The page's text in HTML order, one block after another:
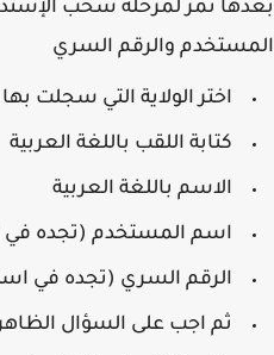
نمر لمرحلة سحب
والرقم السري
اختر الولاية التي سجلت بها
كتابة اللقب باللغة العربية
الاسم باللغة العربية
اسم المستخدم (تجده في
الرقم السري (تجده في
ثم اجب على السؤال الظاهر